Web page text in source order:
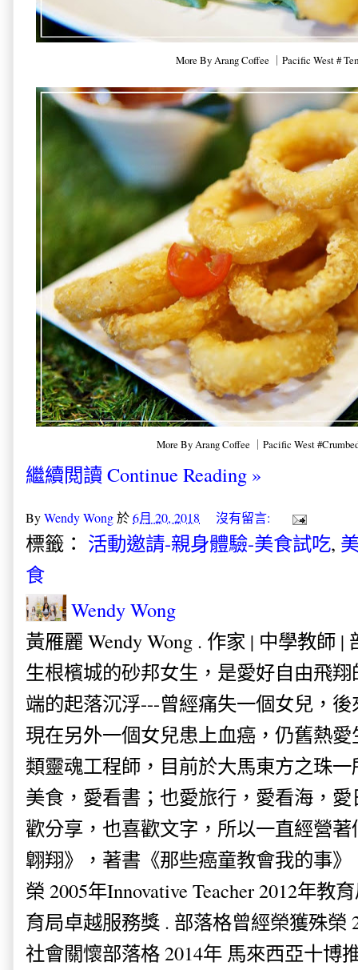
More By Arang Coffee ｜Pacific West #
More By Arang Coffee ｜Pacific West
繼續閲讀 Continue Reading »
ByWendy Wong於6月 20, 2018 沒有留言:
標籤： 活動邀請-親身體驗-美食試吃,
食
Wendy Wong
黃雁麗 Wendy Wong . 作家 | 中學教師 |
生根檳城的砂邦女生，是愛好自由飛
端的起落沉浮---曾經痛失一個女兒，
現在另外一個女兒患上血癌，仍舊熱
類靈魂工程師，目前於大馬東方之珠
美食，愛看書；也愛旅行，愛看海，
歡分享，也喜歡文字，所以一直經營
翺翔》，著書《那些癌童教會我的事
榮 2005年Innovative Teacher 2012年教
育局卓越服務獎 . 部落格曾經榮獲殊榮
社會關懷部落格 2014年 馬來西亞十博